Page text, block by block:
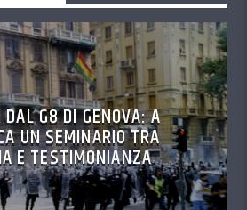
G8 DI GENOVA: A
UN SEMINARIO TRA
E TESTIMONIANZA